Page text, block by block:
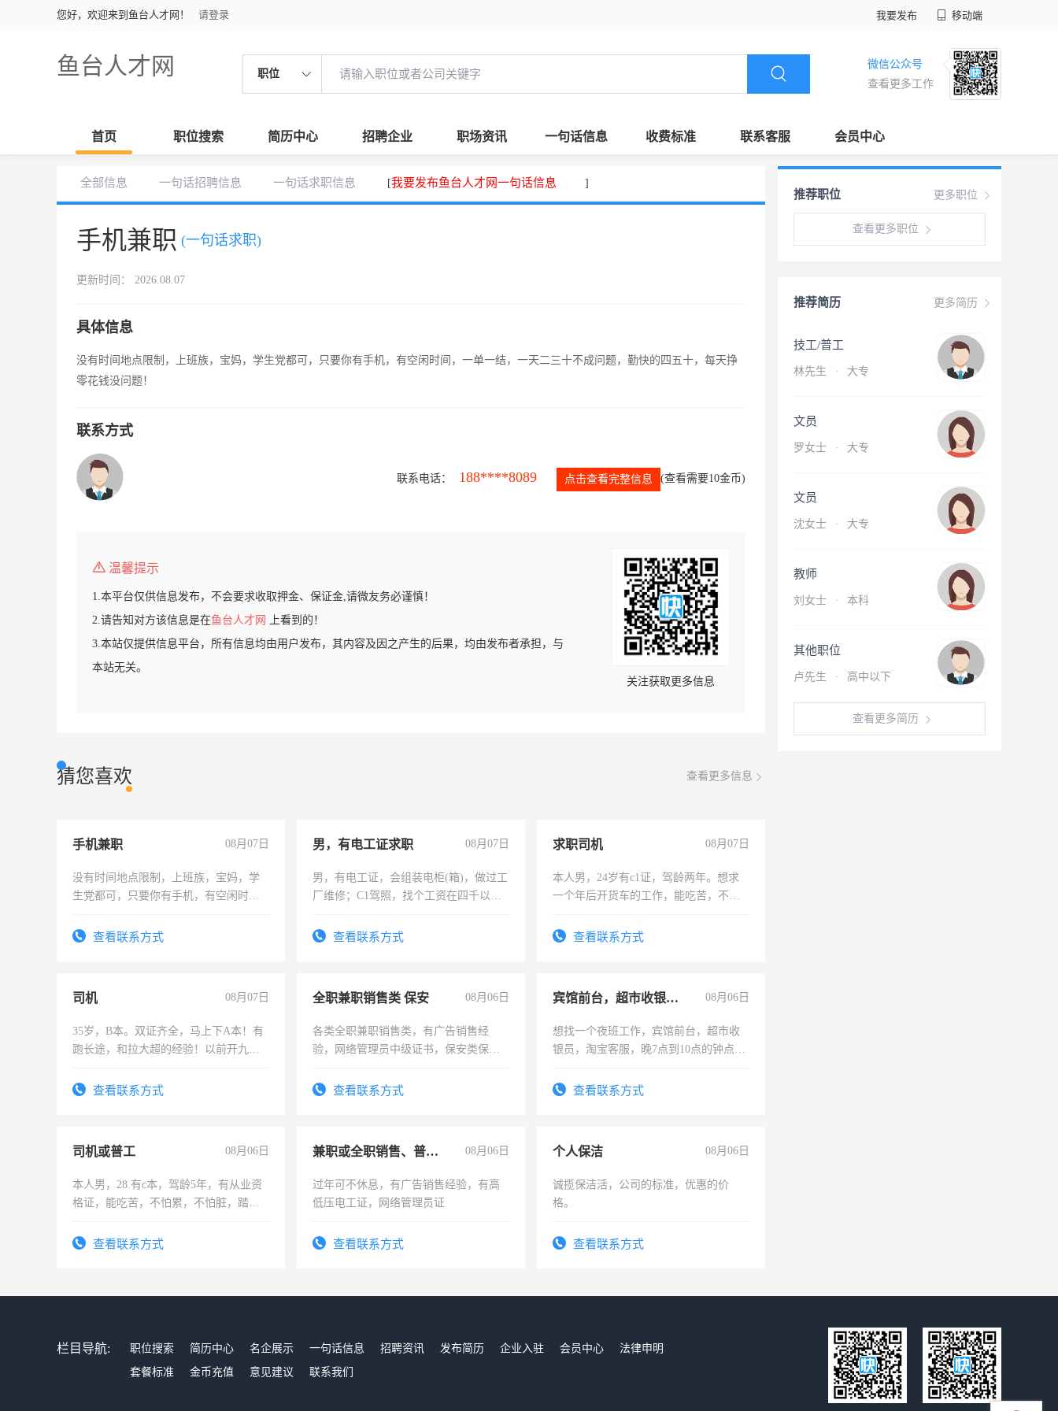
您好，欢迎来到鱼台人才网！ 请登录 我要发布 移动端
鱼台人才网 职位
微信公众号
查看更多工作
首页 职位搜索 简历中心 招聘企业 职场资讯 一句话信息 收费标准 联系客服 会员中心
全部信息 一句话招聘信息 一句话求职信息 [我要发布鱼台人才网一句话信息 ]
手机兼职 (一句话求职)
更新时间： 2026.08.07
具体信息
没有时间地点限制，上班族，宝妈，学生党都可，只要你有手机，有空闲时间，一单一结，一天二三十不成问题，勤快的四五十，每天挣
零花钱没问题！
联系方式
联系电话： 188****8089 点击查看完整信息 (查看需要10金币)
温馨提示
1.本平台仅供信息发布，不会要求收取押金、保证金,请微友务必谨慎！
2.请告知对方该信息是在鱼台人才网
上看到的！
3.本站仅提供信息平台，所有信息均由用户发布，其内容及因之产生的后果，均由发布者承担，与
本站无关。
关注获取更多信息
猜您喜欢 查看更多信息
手机兼职 08月07日
没有时间地点限制，上班族，宝妈，学
生党都可，只要你有手机，有空闲时
勤快的四五十，每天挣零花钱没问题！
查看联系方式
男，有电工证求职 08月07日
男，有电工证，会组装电柜(箱)，做过工
厂维修；C1驾照，找个工资在四千以
电话查看联系方式
求职司机 08月07日
本人男，24岁有c1证，驾龄两年。想求
一个年后开货车的工作，能吃苦，不怕
查看联系方式
司机 08月07日
35岁，B本。双证齐全，马上下A本！有
跑长途，和拉大超的经验！以前开九米
查看联系方式
全职兼职销售类 保安 08月06日
各类全职兼职销售类，有广告销售经
验，网络管理员中级证书，保安类保安
有高低压电工证和十几年工作经验
查看联系方式
宾馆前台，超市收银员，淘宝客服 08月06日
想找一个夜班工作，宾馆前台，超市收
银员，淘宝客服，晚7点到10点的钟点
号同微信查看联系方式
司机或普工 08月06日
本人男，28.有c本，驾龄5年，有从业资
格证，能吃苦，不怕累，不怕脏，踏
查看联系方式
兼职或全职销售、普工、维修 08月06日
过年可不休息，有广告销售经验，有高
低压电工证，网络管理员证
查看联系方式
个人保洁 08月06日
诚揽保洁活，公司的标准，优惠的价
格。
查看联系方式
更多职位
推荐职位
查看更多职位
更多简历
推荐简历
技工/普工
林先生 · 大专
文员
罗女士 · 大专
文员
沈女士 · 大专
教师
刘女士 · 本科
其他职位
卢先生 · 高中以下
查看更多简历
栏目导航: 职位搜索 简历中心 名企展示 一句话信息 招聘资讯 发布简历 企业入驻 会员中心
法律申明
套餐标准
金币充值 意见建议 联系我们